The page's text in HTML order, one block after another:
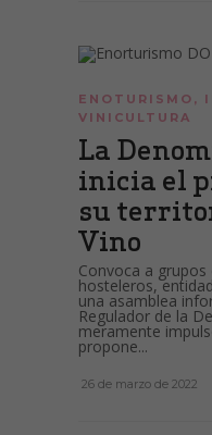
ENOTURISMO ,
VINICULTURA
La
inicia el
su
Vino
Convoca a
hosteleros,
una asamblea
Regulador de la
meramente
propone...
26 de marzo de 2022